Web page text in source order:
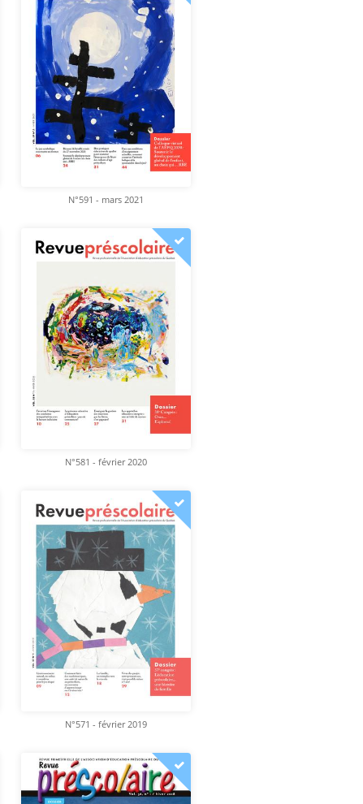
N°591 - mars 2021
N°581 - février 2020
N°571 - février 2019